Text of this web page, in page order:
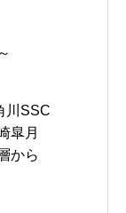
川SSC
皐月
から